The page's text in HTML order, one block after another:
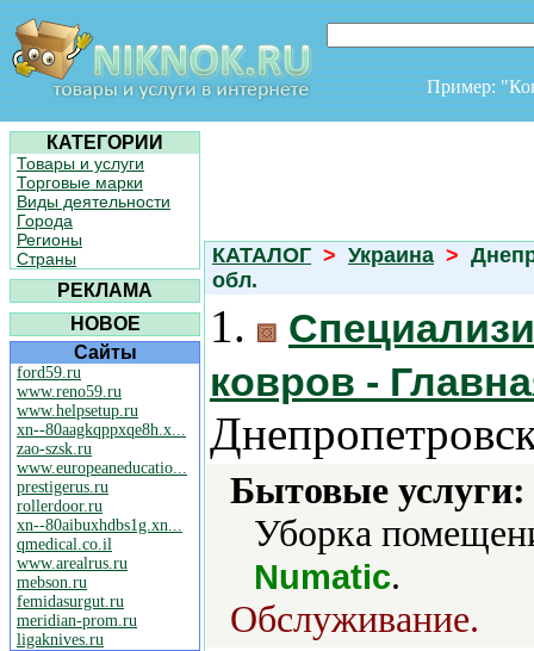
Пример:
КАТЕГОРИИ
Товары и услуги
Торговые марки
Виды деятельности
Города
Регионы
Страны
РЕКЛАМА
НОВОЕ
Сайты
ford59.ru
www.reno59.ru
www.helpsetup.ru
xn--80aagkqppxqe8h.x...
zao-szsk.ru
www.europeaneducatio...
prestigerus.ru
rollerdoor.ru
xn--80aibuxhdbs1g.xn...
qmedical.co.il
www.arealrus.ru
mebson.ru
femidasurgut.ru
meridian-prom.ru
ligaknives.ru
КАТАЛОГ > Украина >
обл.
1.
ковров -
Бытовые услуги:
Уборка
Numatic.
Обслуживание.